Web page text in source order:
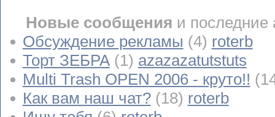
Новые сообщения и последние
Обсуждение рекламы (4) roterb
Торт ЗЕБРА (1) azazazatutstuts
Multi Trash OPEN 2006 - круто!!
Как вам наш чат? (18) roterb